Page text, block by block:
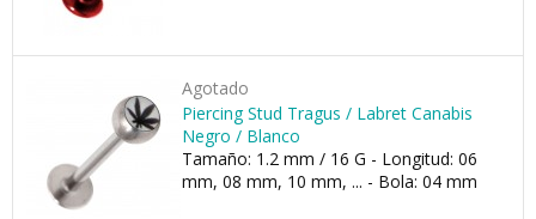
Agotado
Piercing Stud Tragus / Labret Canabis
Negro / Blanco
Tamaño: 1.2 mm / 16 G - Longitud: 06
mm, 08 mm, 10 mm, ... - Bola: 04 mm